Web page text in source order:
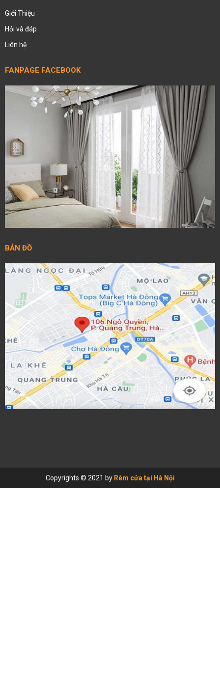
Giới Thiệu
Hỏi và đáp
Liên hệ
FANPAGE FACEBOOK
BẢN ĐỒ
Copyrights © 2021 by Rèm cửa tại Hà Nội